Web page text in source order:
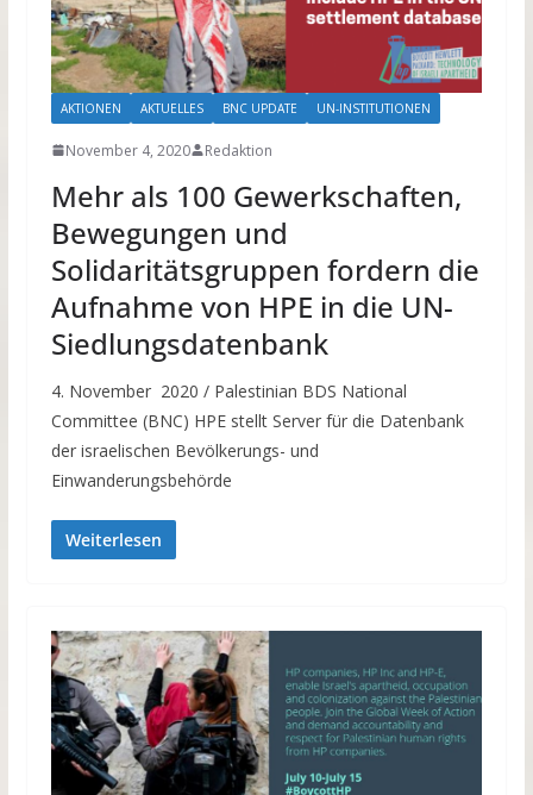
AKTIONEN AKTUELLES BNC UPDATE UN-INSTITUTIONEN
November 4, 2020 Redaktion
Mehr als 100 Gewerkschaften,
Bewegungen und
Solidaritätsgruppen fordern die
Aufnahme von HPE in die UN-
Siedlungsdatenbank
4. November 2020 / Palestinian BDS National
Committee (BNC) HPE stellt Server für die Datenbank
der israelischen Bevölkerungs- und
Einwanderungsbehörde
Weiterlesen